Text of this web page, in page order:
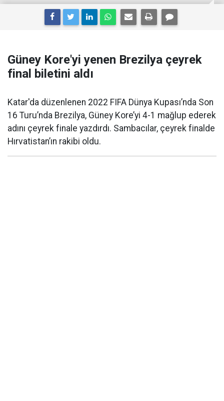
Güney Kore'yi yenen Brezilya çeyrek
final biletini aldı
Katar'da düzenlenen 2022 FIFA Dünya Kupası’nda Son
16 Turu’nda Brezilya, Güney Kore’yi 4-1 mağlup ederek
adını çeyrek finale yazdırdı. Sambacılar, çeyrek finalde
Hırvatistan’ın rakibi oldu.